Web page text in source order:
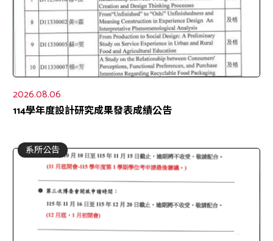
2026.08.06
114學年度設計研究成果發表成績公告
系所公告